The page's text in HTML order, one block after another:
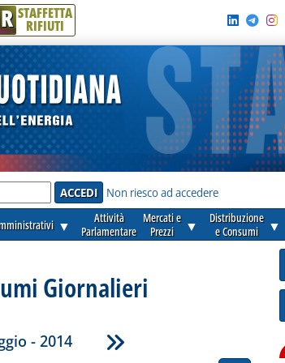
R STAFFETTA
RIFIUTI
Non riesco ad accedere
▼
Attività
Parlamentare
Mercati e
Prezzi
▼
Distribuzione
e Consumi
▼
Giornalieri
- 2014